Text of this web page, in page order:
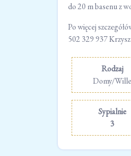
do 20 m basenu z
Po więcej
502 329 937
Rodzaj
Domy/Wille
Sypialnie
3